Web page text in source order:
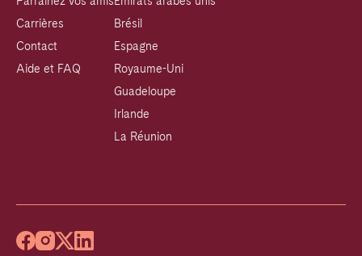
Carrières
Contact
Aide et FAQ
Brésil
Espagne
Royaume-Uni
Guadeloupe
Irlande
La Réunion